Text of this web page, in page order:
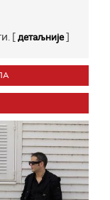
[детаљније]